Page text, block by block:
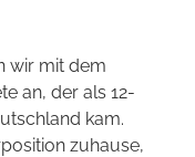
wir mit dem
an, der als 12-
kam.
zuhause,